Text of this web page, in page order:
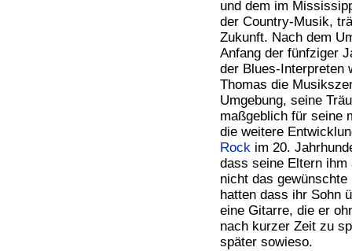
und dem im
der Country-Musik,
Zukunft. Nach dem
Anfang der fünfziger
der Blues-Interpreten
Thomas die
Umgebung, seine
maßgeblich für seine
die weitere
Rock im 20.
dass seine Eltern ihm
nicht das
hatten dass ihr Sohn
eine Gitarre, die er
nach kurzer Zeit zu
später sowieso.